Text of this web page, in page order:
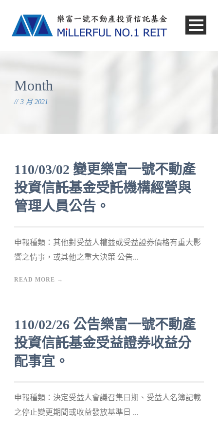
Month
3 月 2021
110/03/02 變更樂富一號不動產
投資信託基金受託機構經營與
管理人員公告。
申報種類：其他對受益人權益或受益證券價格有重大影
響之情事，或其他之重大決策 公告...
READ MORE →
110/02/26 公告樂富一號不動產
投資信託基金受益證券收益分
配事宜。
申報種類：決定受益人會議召集日期、受益人名簿記載
之停止變更期間或收益發放基準日 ...